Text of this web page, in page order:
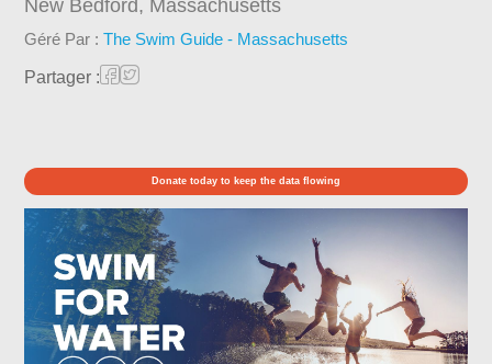
New Bedford, Massachusetts
Géré Par :The Swim Guide - Massachusetts
Partager :
Donate today to keep the data flowing